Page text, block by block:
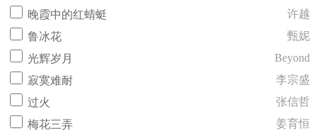
晚霞中的红蜻蜓
许越
鲁冰花
甄妮
光辉岁月
Beyond
寂寞难耐
李宗盛
过火
张信哲
梅花三弄
姜育恒